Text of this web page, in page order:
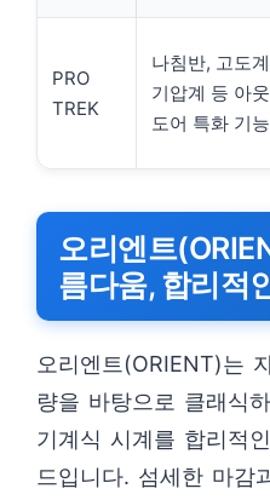
PRO
TREK
나침반, 고도
기압계 등 아웃
도어 특화 기능
오리엔트
름다움, 합리적
오리엔트(ORIENT)는
량을 바탕으로 클래식
기계식 시계를 합리적
드입니다. 섬세한 마감